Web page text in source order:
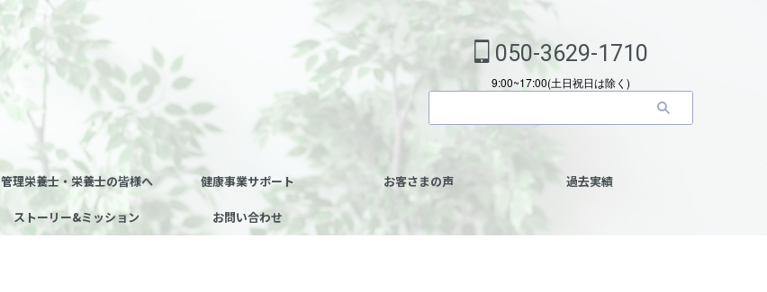
050-3629-1710
9:00~17:00(土日祝日は除く)
管理栄養士・栄養士の皆様へ 健康事業サポート お客さまの声 過去実績
ストーリー&ミッション お問い合わせ